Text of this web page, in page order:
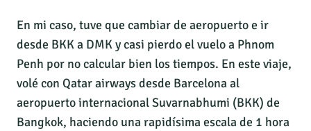
En mi caso, tuve que cambiar de aeropuerto e ir
desde BKK a DMK y casi pierdo el vuelo a Phnom
Penh por no calcular bien los tiempos. En este viaje,
volé con Qatar airways desde Barcelona al
aeropuerto internacional Suvarnabhumi (BKK) de
Bangkok, haciendo una rapidísima escala de 1 hora